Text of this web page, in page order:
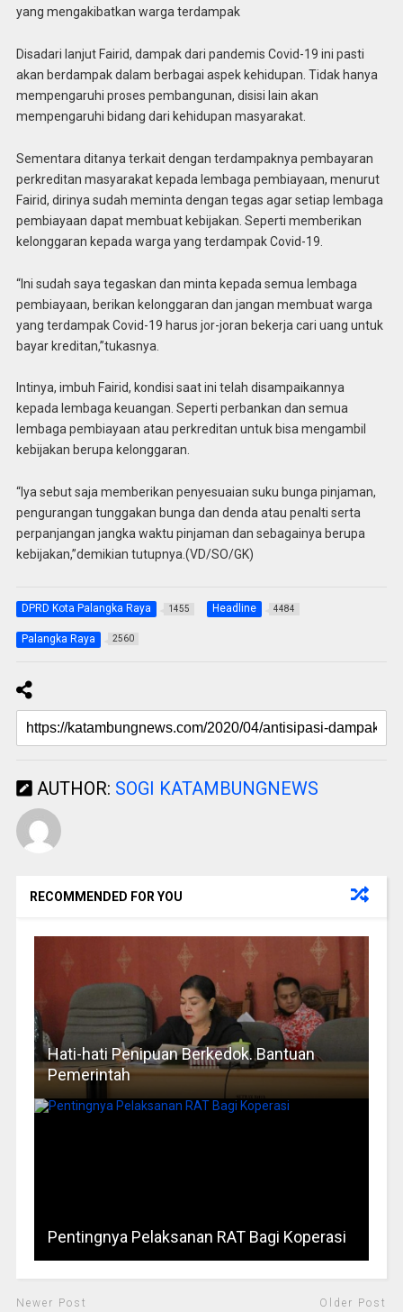
yang mengakibatkan warga terdampak
Disadari lanjut Fairid, dampak dari pandemis Covid-19 ini pasti
akan berdampak dalam berbagai aspek kehidupan. Tidak hanya
mempengaruhi proses pembangunan, disisi lain akan
mempengaruhi bidang dari kehidupan masyarakat.
Sementara ditanya terkait dengan terdampaknya pembayaran
perkreditan masyarakat kepada lembaga pembiayaan, menurut
Fairid, dirinya sudah meminta dengan tegas agar setiap lembaga
pembiayaan dapat membuat kebijakan. Seperti memberikan
kelonggaran kepada warga yang terdampak Covid-19.
“Ini sudah saya tegaskan dan minta kepada semua lembaga
pembiayaan, berikan kelonggaran dan jangan membuat warga
yang terdampak Covid-19 harus jor-joran bekerja cari uang untuk
bayar kreditan,”tukasnya.
Intinya, imbuh Fairid, kondisi saat ini telah disampaikannya
kepada lembaga keuangan. Seperti perbankan dan semua
lembaga pembiayaan atau perkreditan untuk bisa mengambil
kebijakan berupa kelonggaran.
“Iya sebut saja memberikan penyesuaian suku bunga pinjaman,
pengurangan tunggakan bunga dan denda atau penalti serta
perpanjangan jangka waktu pinjaman dan sebagainya berupa
kebijakan,”demikian tutupnya.(VD/SO/GK)
DPRD Kota Palangka Raya 1455 Headline 4484
Palangka Raya 2560
AUTHOR: SOGI KATAMBUNGNEWS
RECOMMENDED FOR YOU
Hati-hati Penipuan Berkedok. Bantuan
Pemerintah
Pentingnya Pelaksanan RAT Bagi Koperasi
Newer Post Older Post